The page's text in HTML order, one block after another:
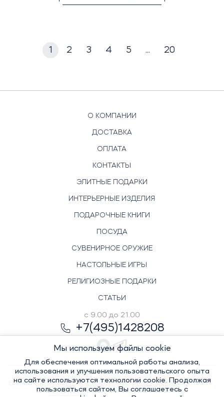
1 2 3 4 5 ... 20
О КОМПАНИИ
ДОСТАВКА
ОПЛАТА
КОНТАКТЫ
ЭЛИТНЫЕ ПОДАРКИ
ИНТЕРЬЕРНЫЕ ИЗДЕЛИЯ
ПОДАРОЧНЫЕ КНИГИ
ПОСУДА
СУВЕНИРНОЕ ОРУЖИЕ
НАСТОЛЬНЫЕ ИГРЫ
РЕЛИГИОЗНЫЕ ПОДАРКИ
СТАТЬИ
с 9.00 до 21.00
+7(495)1428208
© Элитный сувенир, 2022-2026. Все права защищены
Политика
Мы используем файлы cookie
Для обеспечения оптимальной работы анализа,
использования и улучшения пользовательского опыта
на сайте используются технологии cookie. Продолжая
пользоваться сайтом, Вы соглашаетесь с